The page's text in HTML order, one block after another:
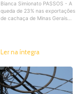
Bianca Simionato PASSOS - A
queda de 23% nas exportações
de cachaça de Minas Gerais...
Ler na íntegra